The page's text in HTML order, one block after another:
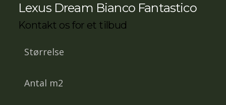
Lexus Dream Bianco Fantastico
Kontakt os for et tilbud